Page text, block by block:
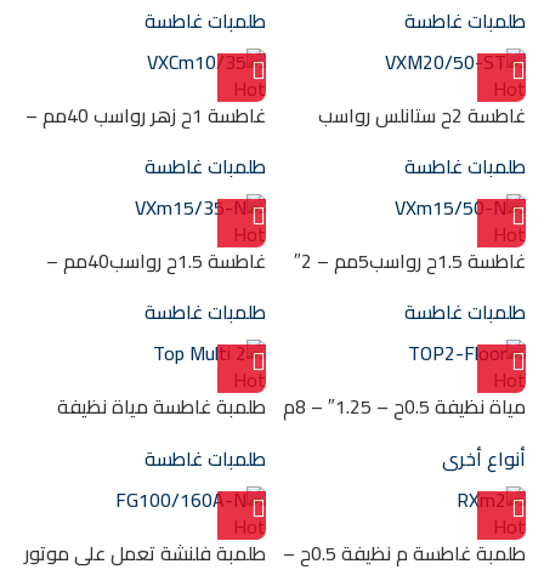
MC4 55/55
طلمبات غاطسة
طلمبات غاطسة
Hot
غاطسة 2ح ستانلس رواسب
VXM20/50-ST
طلمبات غاطسة
Hot
غاطسة 1ح زهر رواسب 40مم –
طلمبات غاطسة
Hot
غاطسة 1.5ح رواسب5مم – 2″
طلمبات غاطسة
Hot
غاطسة 1.5ح رواسب40مم –
طلمبات غاطسة
Hot
مياة نظيفة 0.5ح – 1.25″ – 8م
أنواع أخرى
Hot
طلمبة غاطسة مياة نظيفة
طلمبات غاطسة
Hot
طلمبة غاطسة م نظيفة 0.5ح –
Hot
طلمبة فلنشة تعمل على موتور